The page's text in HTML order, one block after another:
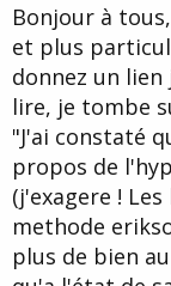
Bonjour à tous,
et plus
donnez un
lire, je tombe
"J'ai constaté
propos de
(j'exagere !
methode
plus de bien